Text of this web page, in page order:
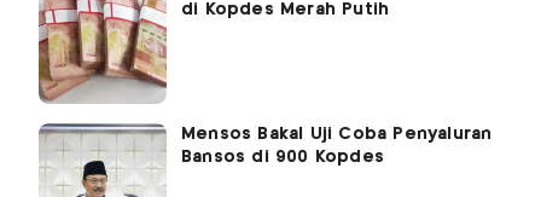
di Kopdes Merah Putih
Mensos Bakal Uji Coba Penyaluran
Bansos di 900 Kopdes